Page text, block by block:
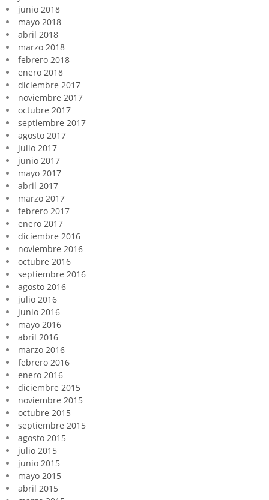
junio 2018
mayo 2018
abril 2018
marzo 2018
febrero 2018
enero 2018
diciembre 2017
noviembre 2017
octubre 2017
septiembre 2017
agosto 2017
julio 2017
junio 2017
mayo 2017
abril 2017
marzo 2017
febrero 2017
enero 2017
diciembre 2016
noviembre 2016
octubre 2016
septiembre 2016
agosto 2016
julio 2016
junio 2016
mayo 2016
abril 2016
marzo 2016
febrero 2016
enero 2016
diciembre 2015
noviembre 2015
octubre 2015
septiembre 2015
agosto 2015
julio 2015
junio 2015
mayo 2015
abril 2015